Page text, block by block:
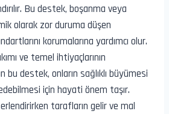
Bu destek, boşanma veya
olarak zor duruma düşen
korumalarına yardımcı olur.
ve temel ihtiyaçlarının
bu destek, onların sağlıklı büyümesi
için hayati önem taşır.
tarafların gelir ve mal